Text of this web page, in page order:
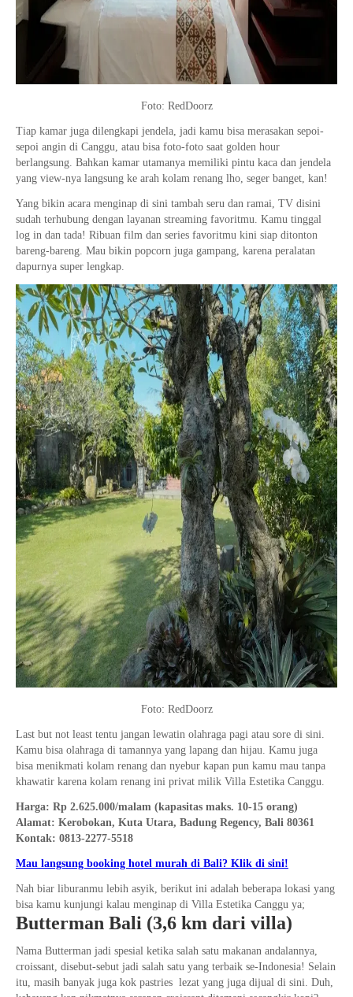
Foto: RedDoorz
Tiap kamar juga dilengkapi jendela, jadi kamu bisa merasakan sepoi-
sepoi angin di Canggu, atau bisa foto-foto saat golden hour
berlangsung. Bahkan kamar utamanya memiliki pintu kaca dan jendela
yang view-nya langsung ke arah kolam renang lho, seger banget, kan!
Yang bikin acara menginap di sini tambah seru dan ramai, TV disini
sudah terhubung dengan layanan streaming favoritmu. Kamu tinggal
log in dan tada! Ribuan film dan series favoritmu kini siap ditonton
bareng-bareng. Mau bikin popcorn juga gampang, karena peralatan
dapurnya super lengkap.
Foto: RedDoorz
Last but not least tentu jangan lewatin olahraga pagi atau sore di sini.
Kamu bisa olahraga di tamannya yang lapang dan hijau. Kamu juga
bisa menikmati kolam renang dan nyebur kapan pun kamu mau tanpa
khawatir karena kolam renang ini privat milik Villa Estetika Canggu.
Harga: Rp 2.625.000/malam (kapasitas maks. 10-15 orang)
Alamat: Kerobokan, Kuta Utara, Badung Regency, Bali 80361
Kontak: 0813-2277-5518
Mau langsung booking hotel murah di Bali? Klik di sini!
Nah biar liburanmu lebih asyik, berikut ini adalah beberapa lokasi yang
bisa kamu kunjungi kalau menginap di Villa Estetika Canggu ya;
Butterman Bali (3,6 km dari villa)
Nama Butterman jadi spesial ketika salah satu makanan andalannya,
croissant, disebut-sebut jadi salah satu yang terbaik se-Indonesia! Selain
itu, masih banyak juga kok pastries lezat yang juga dijual di sini. Duh,